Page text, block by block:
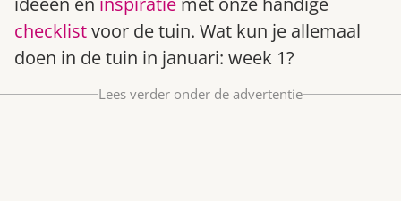
Gardeners’ World 08/2026
Bestel nu
checklistvoor de tuin. Wat kun je allemaal
doen in de tuin in januari: week 1?
Lees verder onder de advertentie